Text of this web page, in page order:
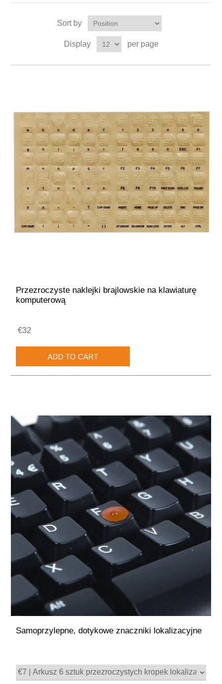
Sort by
Display per page
Przezroczyste naklejki brajlowskie na klawiaturę
komputerową
€32
Samoprzylepne, dotykowe znaczniki lokalizacyjne